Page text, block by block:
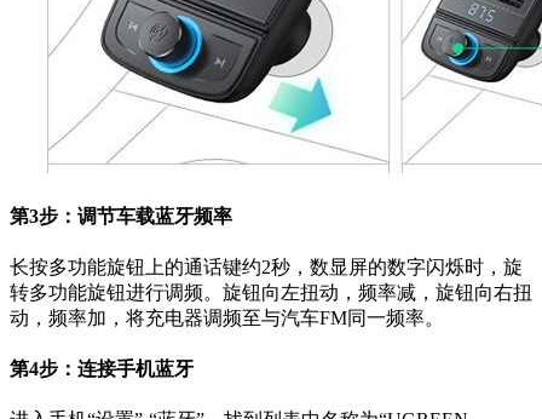
第3步：调节车载蓝牙频率
长按多功能旋钮上的通话键约2秒，数显屏的数字闪烁时，旋
转多功能旋钮进行调频。旋钮向左扭动，频率减，旋钮向右扭
动，频率加，将充电器调频至与汽车FM同一频率。
第4步：连接手机蓝牙